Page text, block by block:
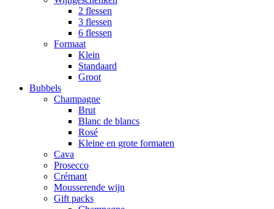
2 flessen
3 flessen
6 flessen
Formaat
Klein
Standaard
Groot
Bubbels
Champagne
Brut
Blanc de blancs
Rosé
Kleine en grote formaten
Cava
Prosecco
Crémant
Mousserende wijn
Gift packs